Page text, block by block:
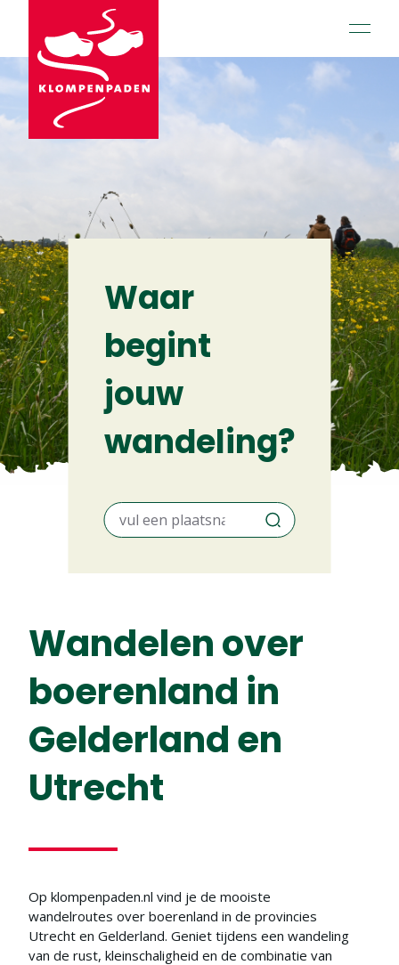
open
Waar
begint
jouw
wandeling?
Wandelen over
boerenland in
Gelderland en
Utrecht
Op klompenpaden.nl vind je de mooiste
wandelroutes over boerenland in de provincies
Utrecht en Gelderland. Geniet tijdens een wandeling
van de rust, kleinschaligheid en de combinatie van